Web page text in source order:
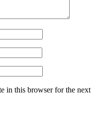
in this browser for the next